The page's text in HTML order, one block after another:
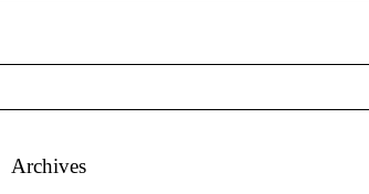
Archives